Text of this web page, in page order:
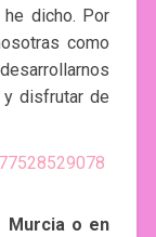
dicho. Por
como
disfrutar de
Murcia o en